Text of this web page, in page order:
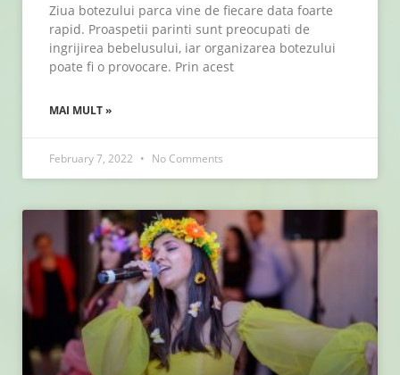
Ziua botezului parca vine de fiecare data foarte
rapid. Proaspetii parinti sunt preocupati de
ingrijirea bebelusului, iar organizarea botezului
poate fi o provocare. Prin acest
MAI MULT »
February 7, 2022 No Comments